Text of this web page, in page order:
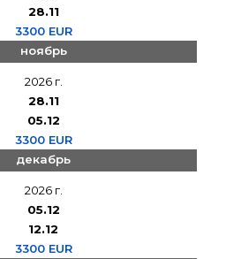
28.11
3300 EUR
ноябрь
2026 г.
28.11
05.12
3300 EUR
декабрь
2026 г.
05.12
12.12
3300 EUR